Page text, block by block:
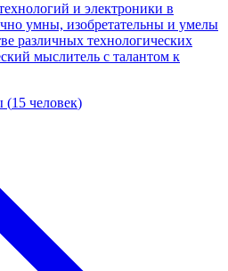
и электроники в
умны, изобретательны и умелы
различных технологических
мыслитель с талантом к
(15 человек)